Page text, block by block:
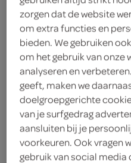
ingrediënten
50 gram
500 milliliter vanillevla
8 sinterklaas-chocolaatjes
chocoladecake
zorgen dat de website
om extra functies en
bieden. We gebruiken
om het gebruik van onze
analyseren en
geeft, maken we
doelgroepgerichte
van je surfgedrag
aansluiten bij je
voorkeuren. Ook vragen
gebruik van social